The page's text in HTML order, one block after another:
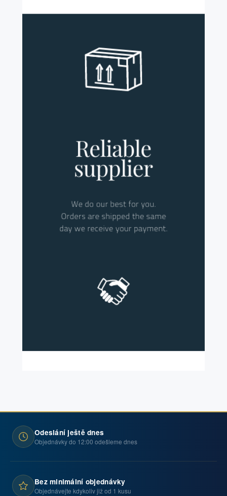
Odeslání ještě dnes
Objednávky do 12:00 odešleme dnes
Bez minimální objednávky
Objednávejte kdykoliv již od 1 kusu